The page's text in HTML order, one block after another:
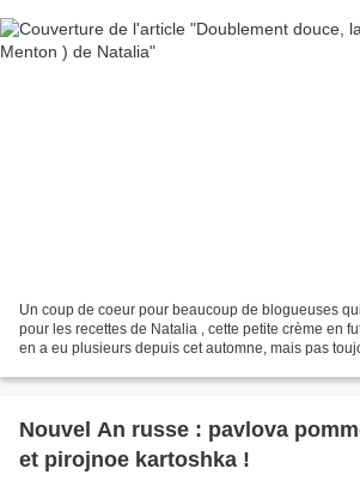
Un coup de coeur pour beaucoup de blogueuses
pour les recettes de Natalia , cette petite crème en
en a eu plusieurs depuis cet automne, mais pas
Nouvel An russe : pavlova
et pirojnoe kartoshka !